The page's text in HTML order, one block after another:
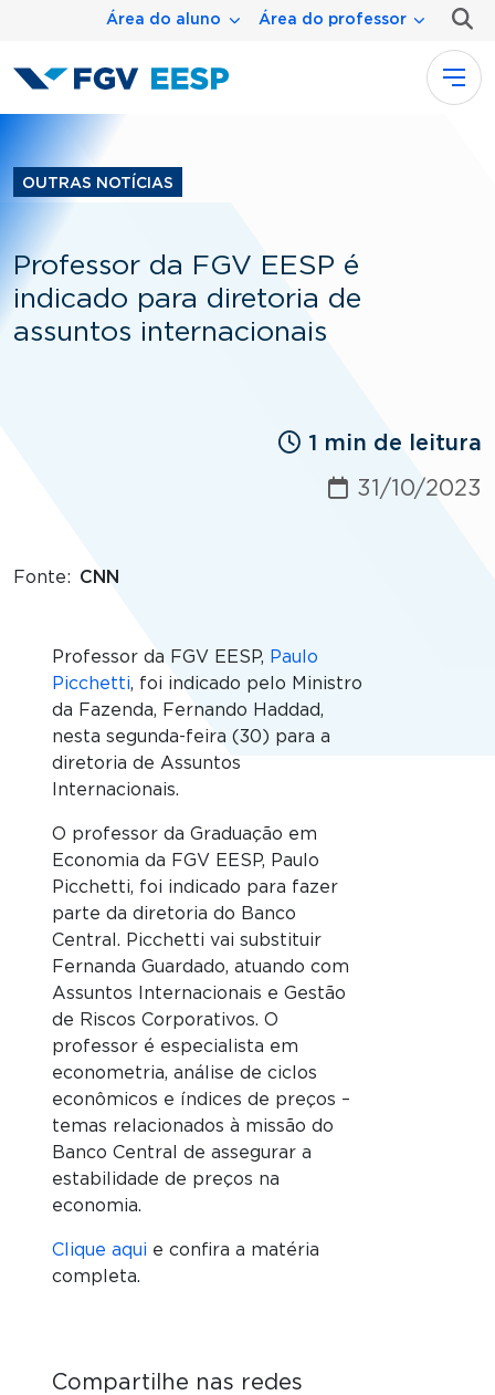
Pular para o conteúdo principal
Menu áreaÁrea do aluno Área do professor
OUTRAS NOTÍCIAS
Professor da FGV EESP é
indicado para diretoria de
assuntos internacionais
1 min de leitura
31/10/2023
Fonte CNN
Professor da FGV EESP, Paulo
Picchetti, foi indicado pelo Ministro
da Fazenda, Fernando Haddad,
nesta segunda-feira (30) para a
diretoria de Assuntos
Internacionais.
O professor da Graduação em
Economia da FGV EESP, Paulo
Picchetti, foi indicado para fazer
parte da diretoria do Banco
Central. Picchetti vai substituir
Fernanda Guardado, atuando com
Assuntos Internacionais e Gestão
de Riscos Corporativos. O
professor é especialista em
econometria, análise de ciclos
econômicos e índices de preços –
temas relacionados à missão do
Banco Central de assegurar a
estabilidade de preços na
economia.
Clique aqui e confira a matéria
completa.
Compartilhe nas redes